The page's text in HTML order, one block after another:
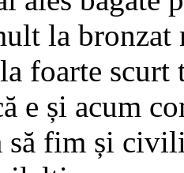
la
foarte scurt
e și acum
să fim și